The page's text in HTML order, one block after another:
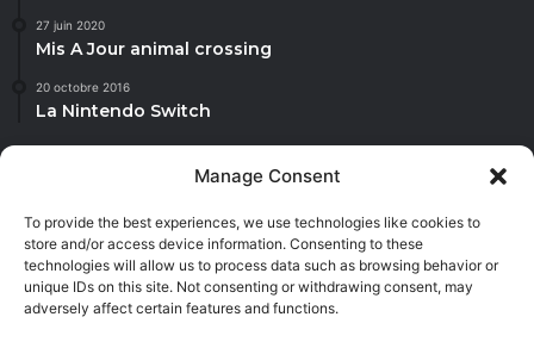
Manage Consent
To provide the best experiences, we use technologies like cookies to
store and/or access device information. Consenting to these
technologies will allow us to process data such as browsing behavior or
unique IDs on this site. Not consenting or withdrawing consent, may
adversely affect certain features and functions.
27 juin 2020
Mis A Jour animal crossing
20 octobre 2016
La Nintendo Switch
Jannah is a Clean Responsive WordPress Newspaper, Magazine,
News and Blog theme. Packed with options that allow you to
completely customize your website to your needs.